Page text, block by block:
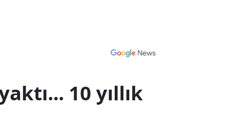
10 yıllık